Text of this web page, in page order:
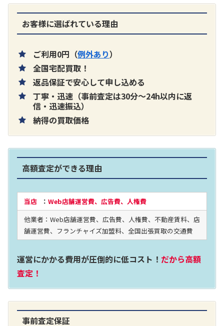
SONY
片耳巻き取りイヤホン内蔵ラジオ SRF-
2024年12月更新 オーディオ買取価格
LUXKIT
お客様に選ばれている理由
ご利用0円（例外あり）
全国宅配買取！
返品保証で安心して申し込める
丁寧・迅速（事前査定は30分～24h以内に返
信・迅速振込）
納得の買取価格
高額査定ができる理由
当店： Web店舗運営費、広告費、人権費
他業者：Web店舗運営費、広告費、人権費、不動産賃料、店
舗運営費、フランチャイズ加盟料、全国出張買取の交通費
運営にかかる費用が圧倒的に低コスト！ だから高額
査定！
事前査定保証